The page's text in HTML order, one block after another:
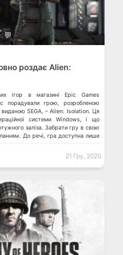
💬
роздає Alien:
ігор в магазині Epic Games
порадували грою, розробленою
SEGA, – Alien: Isolation. Ця
системи Windows, і що
заліза. Забрати гру в свою
До речі, гра доступна лише
21 Гру, 2020